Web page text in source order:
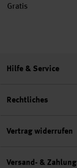
Gratis
Hilfe & Service
Rechtliches
Vertrag widerrufen
Versand- &